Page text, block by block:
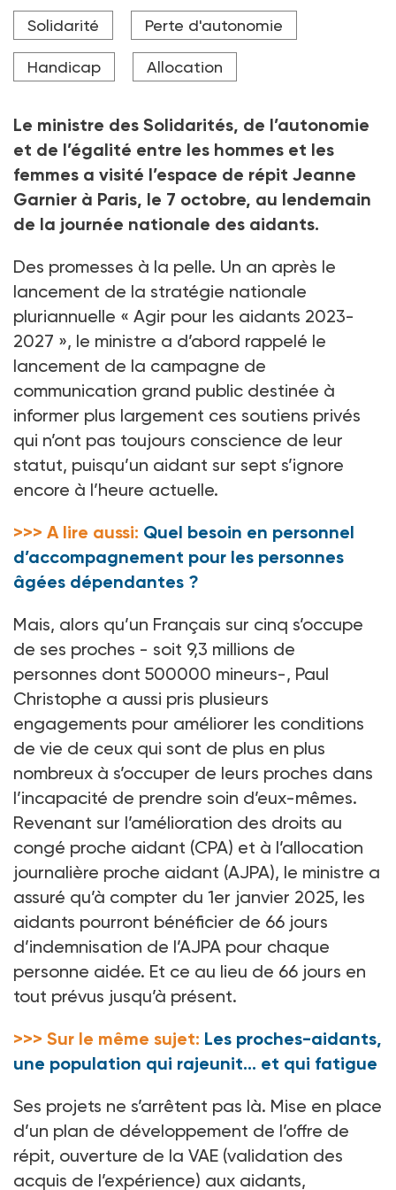
Solidarité Perte d'autonomie
Handicap Allocation
Le ministre des Solidarités, de l’autonomie
et de l’égalité entre les hommes et les
femmes a visité l’espace de répit Jeanne
Garnier à Paris, le 7 octobre, au lendemain
de la journée nationale des aidants.
Des promesses à la pelle. Un an après le
lancement de la stratégie nationale
pluriannuelle « Agir pour les aidants 2023-
2027 », le ministre a d’abord rappelé le
lancement de la campagne de
communication grand public destinée à
informer plus largement ces soutiens privés
qui n’ont pas toujours conscience de leur
statut, puisqu’un aidant sur sept s’ignore
encore à l’heure actuelle.
>>> A lire aussi: Quel besoin en personnel
d’accompagnement pour les personnes
âgées dépendantes ?
Mais, alors qu’un Français sur cinq s’occupe
de ses proches - soit 9,3 millions de
personnes dont 500000 mineurs-, Paul
Christophe a aussi pris plusieurs
engagements pour améliorer les conditions
de vie de ceux qui sont de plus en plus
nombreux à s’occuper de leurs proches dans
l’incapacité de prendre soin d’eux-mêmes.
Revenant sur l’amélioration des droits au
congé proche aidant (CPA) et à l’allocation
journalière proche aidant (AJPA), le ministre a
assuré qu’à compter du 1er janvier 2025, les
aidants pourront bénéficier de 66 jours
d’indemnisation de l’AJPA pour chaque
personne aidée. Et ce au lieu de 66 jours en
tout prévus jusqu’à présent.
>>> Sur le même sujet: Les proches-aidants,
une population qui rajeunit… et qui fatigue
Ses projets ne s’arrêtent pas là. Mise en place
d’un plan de développement de l’offre de
répit, ouverture de la VAE (validation des
acquis de l’expérience) aux aidants,